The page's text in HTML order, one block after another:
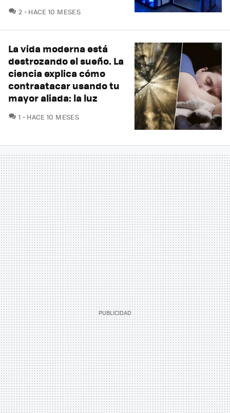
2 COMENTARIOS
HACE 10 MESES
La vida moderna está
destrozando el sueño. La
ciencia explica cómo
contraatacar usando tu
mayor aliada: la luz
1 COMENTARIOS
HACE 10 MESES